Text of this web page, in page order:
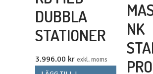
DUBBLA
STATIONER
3.996.00 kr exkl. moms
NK